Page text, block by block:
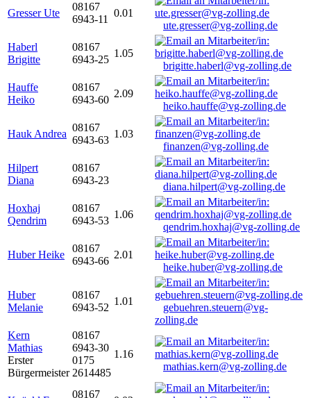
Gresser Ute
08167
6943-11
0.01
ute.gresser@vg-zolling.de
Haberl
Brigitte
08167
6943-25
1.05
brigitte.haberl@vg-zolling.de
Hauffe
Heiko
08167
6943-60
2.09
heiko.hauffe@vg-zolling.de
Hauk Andrea
08167
6943-63
1.03
finanzen@vg-zolling.de
Hilpert
Diana
08167
6943-23
diana.hilpert@vg-zolling.de
Hoxhaj
Qendrim
08167
6943-53
1.06
qendrim.hoxhaj@vg-zolling.de
Huber Heike
08167
6943-66
2.01
heike.huber@vg-zolling.de
Huber
Melanie
08167
6943-52
1.01
gebuehren.steuern@vg-
zolling.de
Kern
Mathias
Erster
Bürgermeister
08167
6943-30
0175
2614485
1.16
mathias.kern@vg-zolling.de
08167